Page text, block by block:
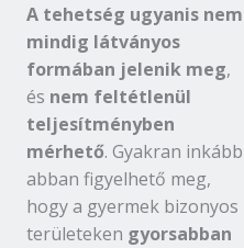
A tehetség ugyanis nem
mindig látványos
formában jelenik meg,
és nem feltétlenül
teljesítményben
mérhető. Gyakran inkább
abban figyelhető meg,
hogy a gyermek bizonyos
területeken gyorsabban